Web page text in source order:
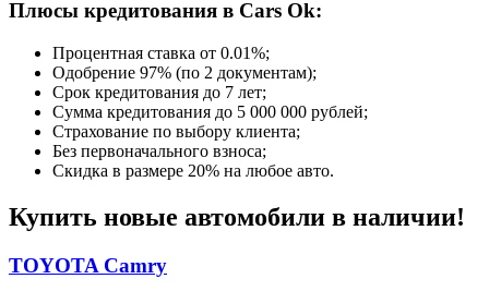
Плюсы кредитования в Cars Ok:
Процентная ставка от 0.01%;
Одобрение 97% (по 2 документам);
Срок кредитования до 7 лет;
Сумма кредитования до 5 000 000 рублей;
Страхование по выбору клиента;
Без первоначального взноса;
Скидка в размере 20% на любое авто.
Купить новые автомобили в наличии!
TOYOTA Camry